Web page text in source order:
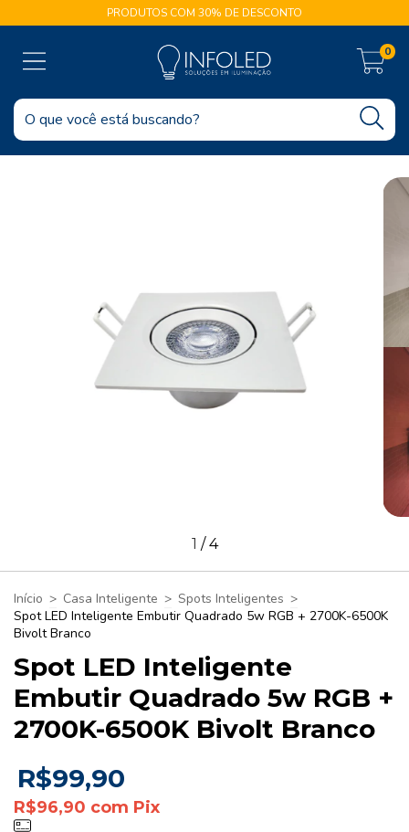
PRODUTOS COM 30% DE DESCONTO
0
1 /4
Início > Casa Inteligente > Spots Inteligentes >
Spot LED Inteligente Embutir Quadrado 5w RGB + 2700K-6500K
Bivolt Branco
Spot LED Inteligente
Embutir Quadrado 5w RGB +
2700K-6500K Bivolt Branco
R$99,90
R$96,90 com Pix